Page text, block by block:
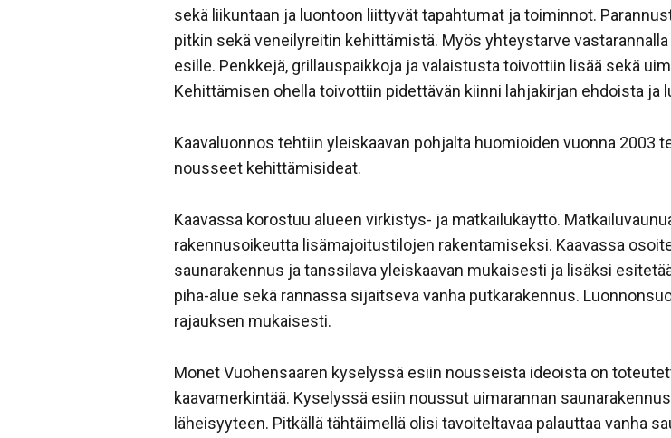
sekä liikuntaan ja luontoon liittyvät tapahtumat ja toiminnot.
pitkin sekä veneilyreitin kehittämistä. Myös yhteystarve
esille. Penkkejä, grillauspaikkoja ja valaistusta toivottiin lisää sekä
Kehittämisen ohella toivottiin pidettävän kiinni lahjakirjan ehdoista ja
Kaavaluonnos tehtiin yleiskaavan pohjalta huomioiden vuonna
nousseet kehittämisideat.
Kaavassa korostuu alueen virkistys- ja matkailukäyttö.
rakennusoikeutta lisämajoitustilojen rakentamiseksi. Kaavassa
saunarakennus ja tanssilava yleiskaavan mukaisesti ja lisäksi
piha-alue sekä rannassa sijaitseva vanha putkarakennus.
rajauksen mukaisesti.
Monet Vuohensaaren kyselyssä esiin nousseista ideoista on
kaavamerkintää. Kyselyssä esiin noussut uimarannan
läheisyyteen. Pitkällä tähtäimellä olisi tavoiteltavaa palauttaa vanha